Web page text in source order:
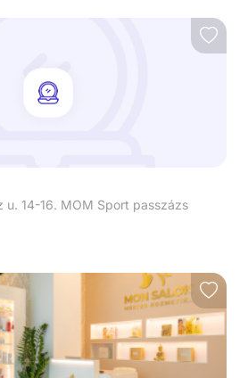
u. 14-16. MOM Sport passzázs